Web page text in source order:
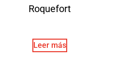
Roquefort
Leer más